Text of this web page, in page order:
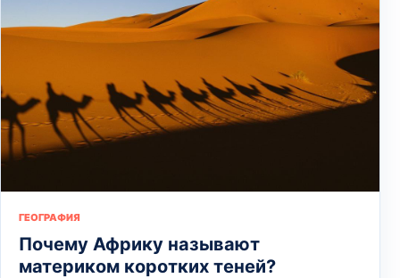
ГЕОГРАФИЯ
Почему Африку называют
материком коротких теней?